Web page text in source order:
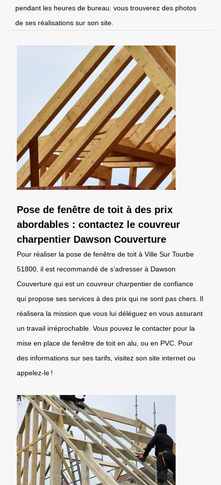
pendant les heures de bureau. vous trouverez des photos
de ses réalisations sur son site.
Pose de fenêtre de toit à des prix
abordables : contactez le couvreur
charpentier Dawson Couverture
Pour réaliser la pose de fenêtre de toit à Ville Sur Tourbe
51800, il est recommandé de s’adresser à Dawson
Couverture qui est un couvreur charpentier de confiance
qui propose ses services à des prix qui ne sont pas chers. Il
réalisera la mission que vous lui déléguez en vous assurant
un travail irréprochable. Vous pouvez le contacter pour la
mise en place de fenêtre de toit en alu, ou en PVC. Pour
des informations sur ses tarifs, visitez son site internet ou
appelez-le !